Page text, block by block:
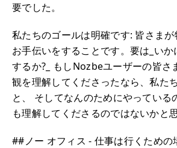
要でした。
私たちのゴールは明確です: 皆さま
お手伝いをすることです。要は_い
するか?_ もしNozbeユーザーの皆さ
観を理解してくださったなら、私た
と、 そしてなんのためにやっている
も理解してくださるのではないかと
##ノー オフィス - 仕事は行くための